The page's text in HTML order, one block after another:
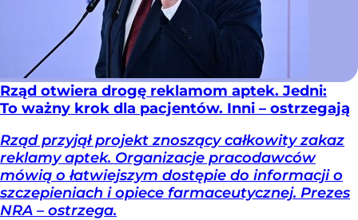
Rząd otwiera drogę reklamom aptek. Jedni:
To ważny krok dla pacjentów. Inni – ostrzegają
Rząd przyjął projekt znoszący całkowity zakaz
reklamy aptek. Organizacje pracodawców
mówią o łatwiejszym dostępie do informacji o
szczepieniach i opiece farmaceutycznej. Prezes
NRA – ostrzega.